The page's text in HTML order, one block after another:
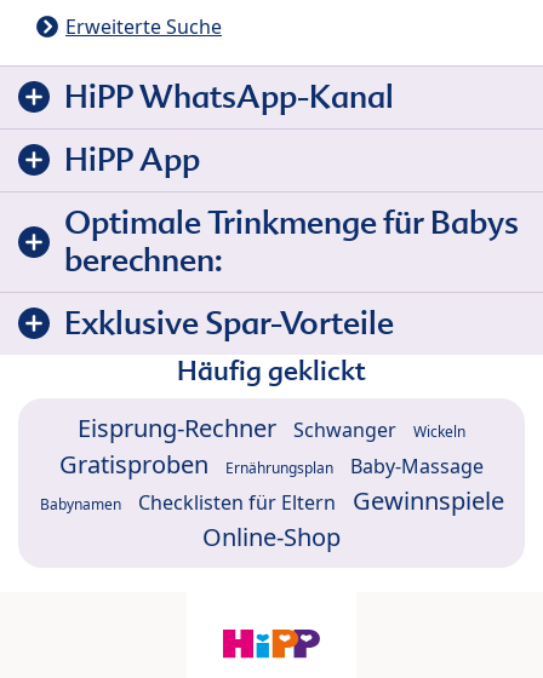
Erweiterte Suche
HiPP WhatsApp-Kanal
HiPP App
Optimale Trinkmenge für Babys
berechnen:
Exklusive Spar-Vorteile
Häufig geklickt
Eisprung-Rechner Schwanger Wickeln
Gratisproben Ernährungsplan Baby-Massage
Babynamen Checklisten für Eltern
Gewinnspiele
Online-Shop